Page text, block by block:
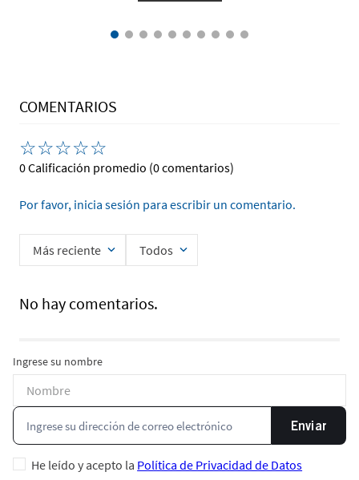
COMENTARIOS
☆☆☆☆☆
0 Calificación promedio (0 comentarios)
Por favor, inicia sesión para escribir un comentario.
Más reciente Todos
No hay comentarios.
Ingrese su nombre
Enviar
He leído y acepto la Política de Privacidad de Datos